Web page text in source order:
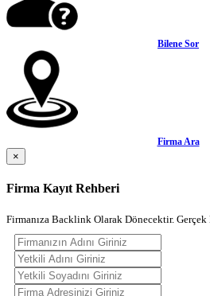
Bilene Sor
Firma Ara
×
Firma Kayıt Rehberi
Firmanıza Backlink Olarak Dönecektir.